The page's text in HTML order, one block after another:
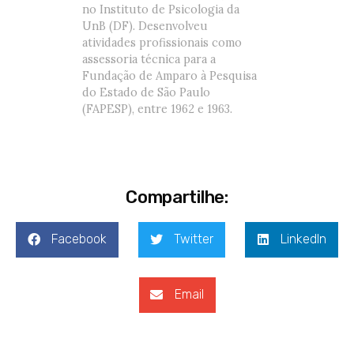
no Instituto de Psicologia da
UnB (DF). Desenvolveu
atividades profissionais como
assessoria técnica para a
Fundação de Amparo à Pesquisa
do Estado de São Paulo
(FAPESP), entre 1962 e 1963.
Compartilhe:
Facebook Twitter LinkedIn
Email